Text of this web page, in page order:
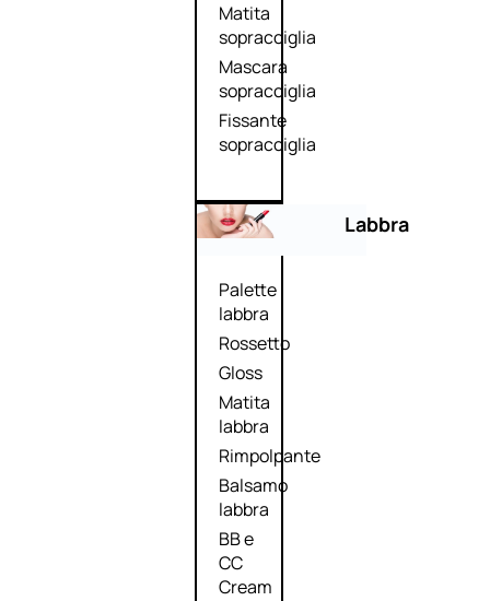
Matita
sopracciglia
Mascara
sopracciglia
Fissante
sopracciglia
Labbra
Palette
labbra
Rossetto
Gloss
Matita
labbra
Rimpolpante
Balsamo
labbra
BB e
CC
Cream